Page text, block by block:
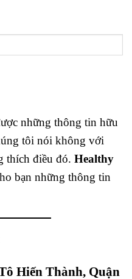
những thông tin hữu
tôi nói không với
thích điều đó. Healthy
bạn những thông tin
Hiến Thành, Quận